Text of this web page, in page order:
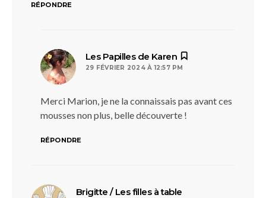
RÉPONDRE
Les Papilles de Karen
29 FÉVRIER 2024 À 12:57 PM
Merci Marion, je ne la connaissais pas avant ces
mousses non plus, belle découverte !
RÉPONDRE
Brigitte / Les filles à table